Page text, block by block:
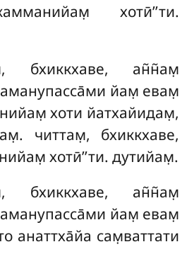
хотӣ’’ти.
бхиккхаве, ан̃н̃ам̣
йам̣ евам̣
хоти йатхайидам̣,
читтам̣, бхиккхаве,
хотӣ’’ти. дутийам̣.
, бхиккхаве, ан̃н̃ам̣
йам̣ евам̣
анаттха̄йа сам̣ваттати